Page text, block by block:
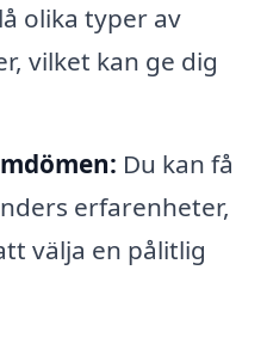
olika typer av
vilket kan ge dig
Du kan få
erfarenheter,
välja en pålitlig